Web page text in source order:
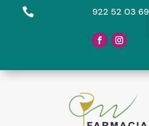
 922 52 03 69